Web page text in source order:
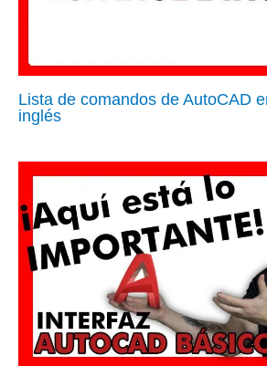
Lista de comandos de AutoCAD
inglés